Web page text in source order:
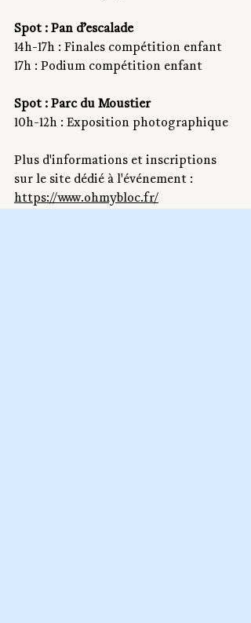
Spot : Pan d’escalade
14h-17h : Finales compétition enfant
17h : Podium compétition enfant
Spot : Parc du Moustier
10h-12h : Exposition photographique
Plus d'informations et inscriptions
sur le site dédié à l'événement :
https://www.ohmybloc.fr/